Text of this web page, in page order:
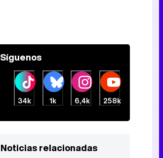
Síguenos
34k 1k 6,4k 258k
Noticias relacionadas